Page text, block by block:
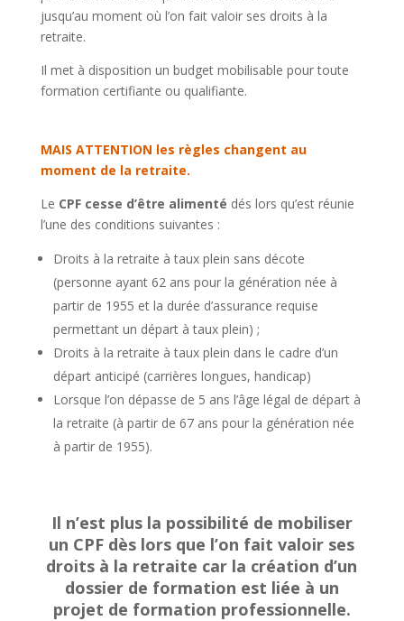
jusqu’au moment où l’on fait valoir ses droits à la
retraite.
Il met à disposition un budget mobilisable pour toute
formation certifiante ou qualifiante.
MAIS ATTENTION les règles changent au
moment de la retraite.
Le CPF cesse d’être alimenté dés lors qu’est réunie
l’une des conditions suivantes :
Droits à la retraite à taux plein sans décote
(personne ayant 62 ans pour la génération née à
partir de 1955 et la durée d’assurance requise
permettant un départ à taux plein) ;
Droits à la retraite à taux plein dans le cadre d’un
départ anticipé (carrières longues, handicap)
Lorsque l’on dépasse de 5 ans l’âge légal de départ à
la retraite (à partir de 67 ans pour la génération née
à partir de 1955).
Il n’est plus la possibilité de mobiliser
un CPF dès lors que l’on fait valoir ses
droits à la retraite car la création d’un
dossier de formation est liée à un
projet de formation professionnelle.